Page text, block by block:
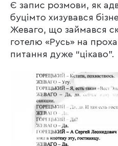
Є запис розмови, як
буцімто хизувався
Жеваго, що займався
готелю «Русь» на
питання дуже “цікаво”.